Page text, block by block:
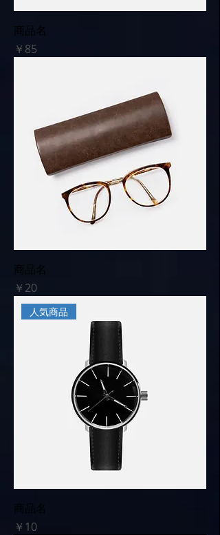
商品名
価格
￥85
商品名
価格
￥20
人気商品
商品名
価格
￥10